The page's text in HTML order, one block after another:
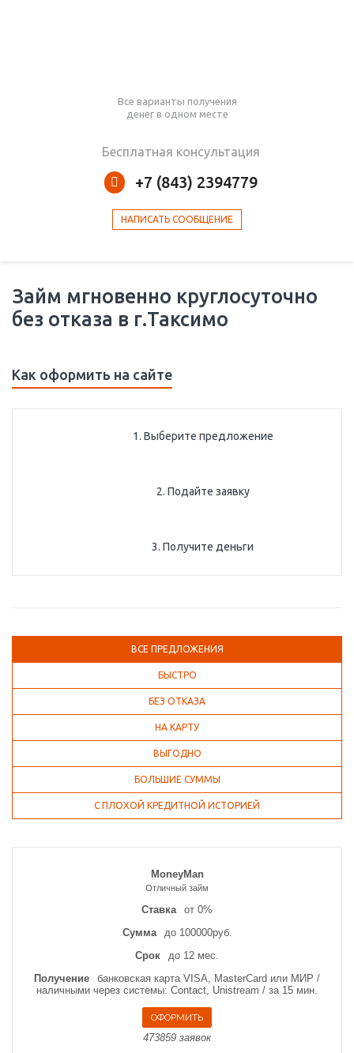
Все варианты получения
денег в одном месте
Бесплатная консультация
+7 (843) 2394779
НАПИСАТЬ СООБЩЕНИЕ
Займ мгновенно круглосуточно
без отказа в г.Таксимо
Как оформить на сайте
1. Выберите предложение
2. Подайте заявку
3. Получите деньги
ВСЕ ПРЕДЛОЖЕНИЯ
БЫСТРО
БЕЗ ОТКАЗА
НА КАРТУ
ВЫГОДНО
БОЛЬШИЕ СУММЫ
С ПЛОХОЙ КРЕДИТНОЙ ИСТОРИЕЙ
MoneyMan
Отличный займ
Ставка
от 0%
Сумма
до 100000руб.
Срок
до 12 мес.
Получение
банковская карта VISA, MasterCard или МИР /
наличными через системы: Contact, Unistream / за 15 мин.
473859 заявок